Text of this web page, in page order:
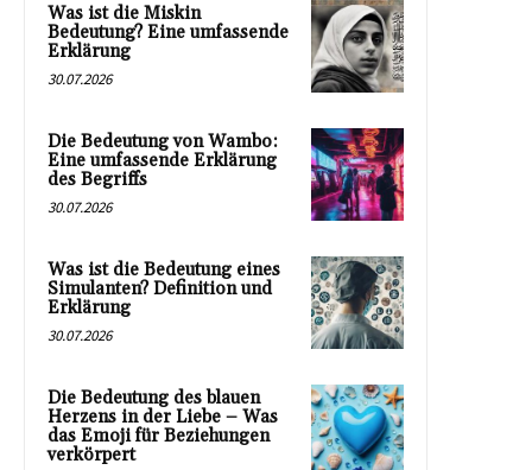
Was ist die Miskin
Bedeutung? Eine umfassende
Erklärung
30.07.2026
Die Bedeutung von Wambo:
Eine umfassende Erklärung
des Begriffs
30.07.2026
Was ist die Bedeutung eines
Simulanten? Definition und
Erklärung
30.07.2026
Die Bedeutung des blauen
Herzens in der Liebe – Was
das Emoji für Beziehungen
verkörpert